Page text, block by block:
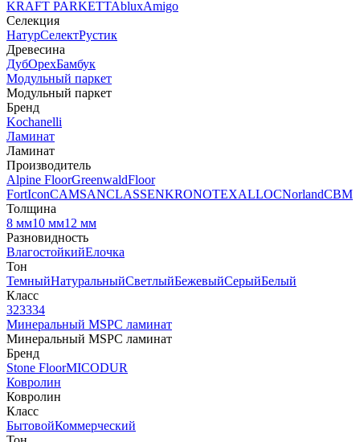
KRAFT PARKETTAbluxAmigo
Селекция
НатурСелектРустик
Древесина
ДубОрехБамбук
Модульный паркет
Модульный паркет
Бренд
Kochanelli
Ламинат
Ламинат
Производитель
Alpine FloorGreenwaldFloor
FortIconCAMSANCLASSENKRONOTEXALLOCNorlandCBM
Толщина
8 мм10 мм12 мм
Разновидность
ВлагостойкийЕлочка
Тон
ТемныйНатуральныйСветлыйБежевыйСерыйБелый
Класс
323334
Минеральный MSPC ламинат
Минеральный MSPC ламинат
Бренд
Stone FloorMICODUR
Ковролин
Ковролин
Класс
БытовойКоммерческий